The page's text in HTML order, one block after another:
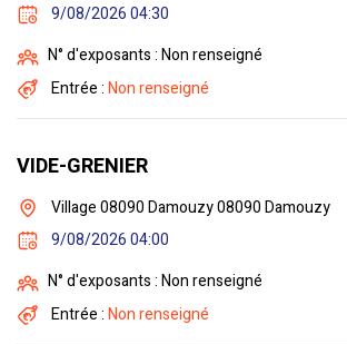
9/08/2026 04:30
N° d'exposants : Non renseigné
Entrée :Non renseigné
VIDE-GRENIER
Village 08090 Damouzy 08090 Damouzy
9/08/2026 04:00
N° d'exposants : Non renseigné
Entrée :Non renseigné